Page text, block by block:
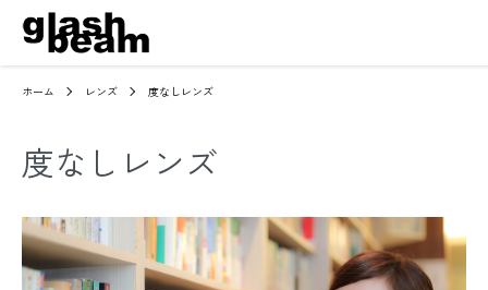
ホーム レンズ 度なしレンズ
度なしレンズ